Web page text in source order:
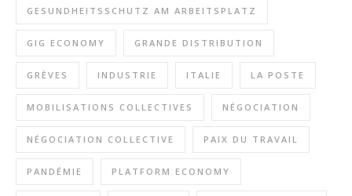
GESUNDHEITSSCHUTZ AM ARBEITSPLATZ
GIG ECONOMY GRANDE DISTRIBUTION
GRÈVES INDUSTRIE ITALIE LA POSTE
MOBILISATIONS COLLECTIVES NÉGOCIATION
NÉGOCIATION COLLECTIVE PAIX DU TRAVAIL
PANDÉMIE PLATFORM ECONOMY